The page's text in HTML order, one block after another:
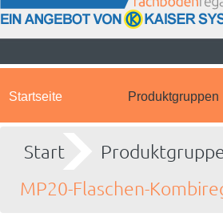
Startseite Produktgruppen
Start
MP20-Flaschen-